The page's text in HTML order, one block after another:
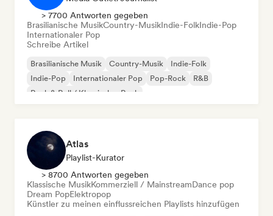
> 7700 Antworten gegeben
Brasilianische MusikCountry-MusikIndie-FolkIndie-Pop
Internationaler Pop
Schreibe Artikel
Brasilianische Musik Country-Musik
Indie-Folk
Indie-Pop
Internationaler Pop Pop-Rock
R&B
Rock & Roll / Klassischer Rock
Atlas
Playlist-Kurator
> 8700 Antworten gegeben
Klassische MusikKommerziell / MainstreamDance pop
Dream PopElektropop
Künstler zu meinen einflussreichen Playlists hinzufügen